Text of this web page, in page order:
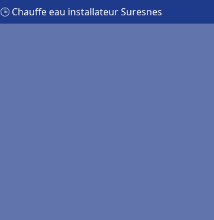
🕒 Chauffe eau installateur Suresnes